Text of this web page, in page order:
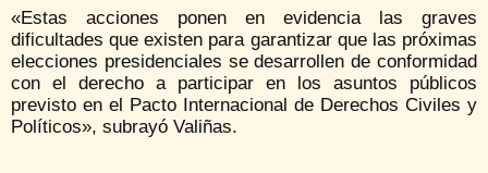
«Estas acciones ponen en evidencia las graves
dificultades que existen para garantizar que las próximas
elecciones presidenciales se desarrollen de conformidad
con el derecho a participar en los asuntos públicos
previsto en el Pacto Internacional de Derechos Civiles y
Políticos», subrayó Valiñas.